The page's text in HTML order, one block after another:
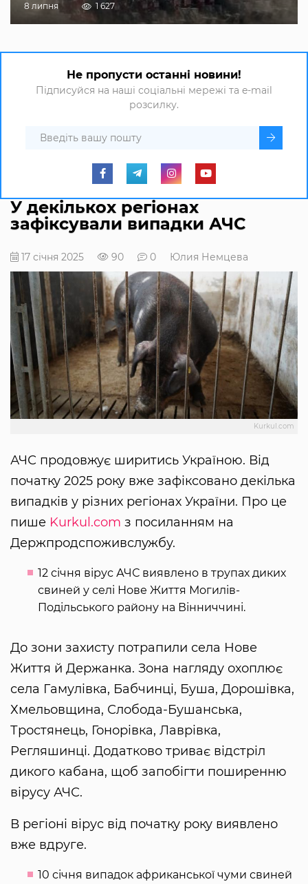
8 липня 1 627
Не пропусти останні новини!
Підписуйся на наші соціальні мережі та e-mail
розсилку.
У декількох регіонах
зафіксували випадки АЧС
17 січня 2025 90 0 Юлия Немцева
Kurkul.com
АЧС продовжує ширитись Україною. Від
початку 2025 року вже зафіксовано декілька
випадків у різних регіонах України. Про це
пише Kurkul.com з посиланням на
Держпродспоживслужбу.
12 січня вірус АЧС виявлено в трупах диких
свиней у селі Нове Життя Могилів-
Подільського району на Вінниччині.
До зони захисту потрапили села Нове
Життя й Держанка. Зона нагляду охоплює
села Гамулівка, Бабчинці, Буша, Дорошівка,
Хмельовщина, Слобода-Бушанська,
Тростянець, Гонорівка, Лаврівка,
Регляшинці. Додатково триває відстріл
дикого кабана, щоб запобігти поширенню
вірусу АЧС.
В регіоні вірус від початку року виявлено
вже вдруге.
10 січня випадок африканської чуми свиней